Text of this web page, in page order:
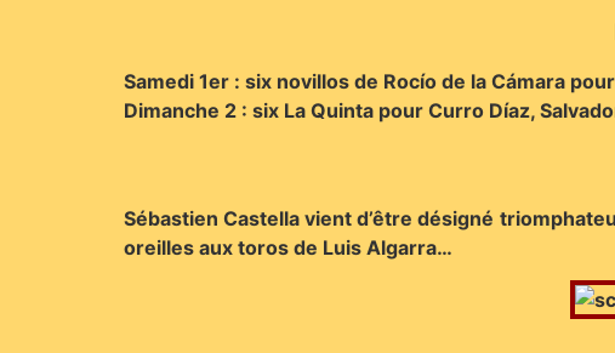
Samedi 1er : six novillos de Rocío de la Cámara
Dimanche 2 : six La Quinta pour Curro Díaz,
Sébastien Castella vient d’être désigné
oreilles aux toros de Luis Algarra…